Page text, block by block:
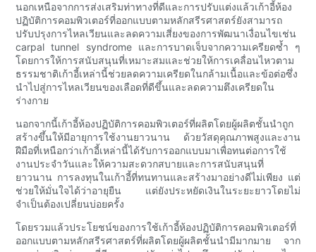
นอกเหนือจากการส่งเสริมท่าทางที่ดีและการปรับแต่งแล้วเก้าอี้ห้อง
ปฏิบัติการคอมพิวเตอร์ที่ออกแบบตามหลักสรีรศาสตร์ยังสามารถ
ปรับปรุงการไหลเวียนและลดความเสี่ยงของการพัฒนาเงื่อนไขเช่น
carpal tunnel syndrome และการบาดเจ็บจากความเครียดซ้ำ ๆ
โดยการให้การสนับสนุนที่เหมาะสมและช่วยให้การเคลื่อนไหวตาม
ธรรมชาติเก้าอี้เหล่านี้ช่วยลดความเครียดในกล้ามเนื้อและข้อต่อซึ่ง
นำไปสู่การไหลเวียนของเลือดที่ดีขึ้นและลดความตึงเครียดใน
ร่างกาย
นอกจากนี้เก้าอี้ห้องปฏิบัติการคอมพิวเตอร์ที่ผลิตโดยผู้ผลิตชั้นนำถูก
สร้างขึ้นให้มีอายุการใช้งานยาวนาน ด้วยวัสดุคุณภาพสูงและงาน
ฝีมือที่เหนือกว่าเก้าอี้เหล่านี้ได้รับการออกแบบมาเพื่อทนต่อการใช้
งานประจำวันและให้ความสะดวกสบายและการสนับสนุนที่
ยาวนาน การลงทุนในเก้าอี้ที่ทนทานและสร้างมาอย่างดีไม่เพียง แต่
ช่วยให้มั่นใจได้ว่าอายุยืน แต่ยังประหยัดเงินในระยะยาวโดยไม่
จำเป็นต้องเปลี่ยนบ่อยครั้ง
โดยรวมแล้วประโยชน์ของการใช้เก้าอี้ห้องปฏิบัติการคอมพิวเตอร์ที่
ออกแบบตามหลักสรีรศาสตร์ที่ผลิตโดยผู้ผลิตชั้นนำมีมากมาย จาก